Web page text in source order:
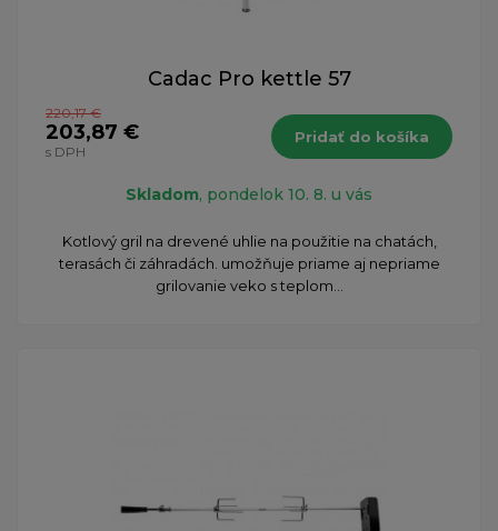
Cadac Pro kettle 57
220,17 €
203,87 €
s DPH
Pridať do košíka
Skladom, pondelok 10. 8. u vás
Kotlový gril na drevené uhlie na použitie na chatách,
terasách či záhradách. umožňuje priame aj nepriame
grilovanie veko s teplom...